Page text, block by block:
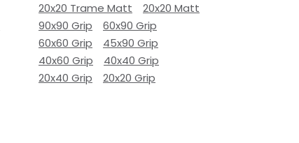
20x20 Trame Matt
20x20 Matt
90x90 Grip
60x90 Grip
60x60 Grip
45x90 Grip
40x60 Grip
40x40 Grip
20x40 Grip
20x20 Grip